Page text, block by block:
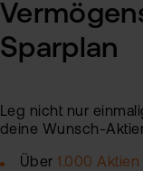
Sparplan
Leg nicht nur
deine Wunsch-
Über1.000